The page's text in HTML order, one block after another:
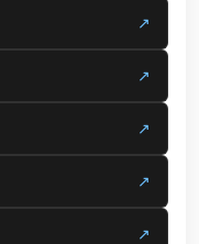
↗
↗
↗
↗
↗